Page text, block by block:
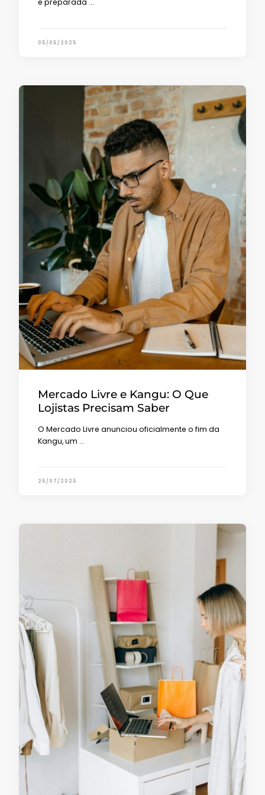
e preparada …
05/05/2025
Mercado Livre e Kangu: O Que
Lojistas Precisam Saber
O Mercado Livre anunciou oficialmente o fim da
Kangu, um …
25/07/2025